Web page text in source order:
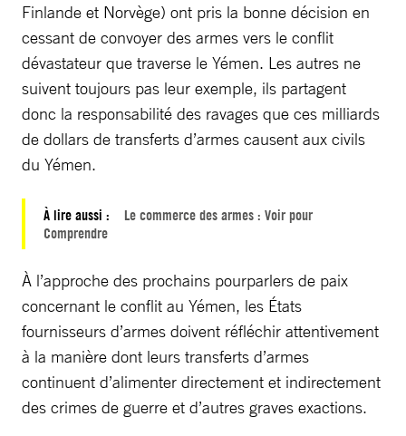
Finlande et Norvège) ont pris la bonne décision en
cessant de convoyer des armes vers le conflit
dévastateur que traverse le Yémen. Les autres ne
suivent toujours pas leur exemple, ils partagent
donc la responsabilité des ravages que ces milliards
de dollars de transferts d’armes causent aux civils
du Yémen.
À lire aussi :
Le commerce des armes : Voir pour
Comprendre
À l’approche des prochains pourparlers de paix
concernant le conflit au Yémen, les États
fournisseurs d’armes doivent réfléchir attentivement
à la manière dont leurs transferts d’armes
continuent d’alimenter directement et indirectement
des crimes de guerre et d’autres graves exactions.